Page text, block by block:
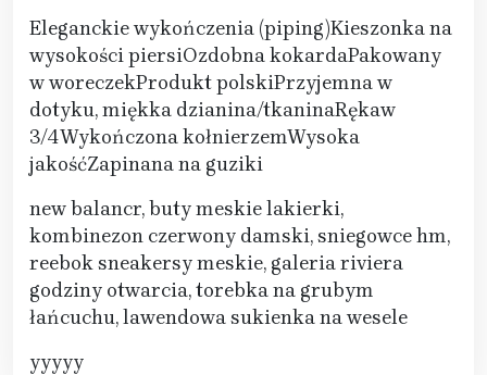
Eleganckie wykończenia (piping)Kieszonka na
wysokości piersiOzdobna kokardaPakowany
w woreczekProdukt polskiPrzyjemna w
dotyku, miękka dzianina/tkaninaRękaw
3/4Wykończona kołnierzemWysoka
jakośćZapinana na guziki
new balancr, buty meskie lakierki,
kombinezon czerwony damski, sniegowce hm,
reebok sneakersy meskie, galeria riviera
godziny otwarcia, torebka na grubym
łańcuchu, lawendowa sukienka na wesele
yyyyy